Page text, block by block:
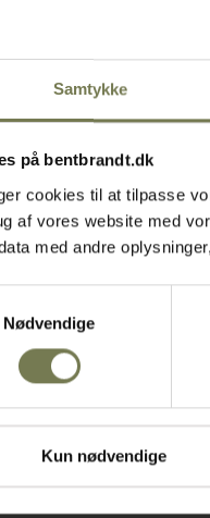
Samtykke
på bentbrandt.dk
cookies til at tilpasse
af vores website med
med andre
Nødvendige
Kun nødvendige
til servering på buffet.
og slidstærk
hvide overflade har en
langs kanten, hvilket
til mange typer
og brudsikker – en fordel i
i fokus.
overflade og
som er let, formstabilt
i professionelle
af både kolde og varme
varmeplade eller
med flot,